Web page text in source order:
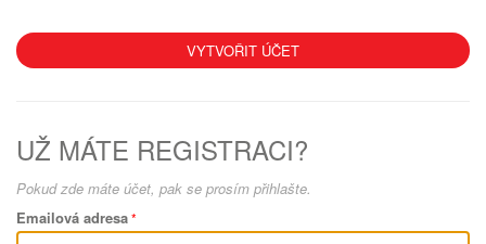
VYTVOŘIT ÚČET
UŽ MÁTE REGISTRACI?
Pokud zde máte účet, pak se prosím přihlašte.
Emailová adresa